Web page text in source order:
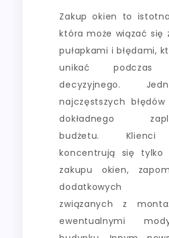
Zakup okien to
która może wiązać się
pułapkami i błędami,
unikać podczas
decyzyjnego.
najczęstszych
dokładnego
budżetu. Klienci
koncentrują się tylko
zakupu okien,
dodatkowych
związanych z
ewentualnymi